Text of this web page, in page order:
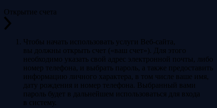
Открытие счета
Чтобы начать использовать услуги Веб-сайта,
вы должны открыть счет («ваш счет»). Для этого
необходимо указать свой адрес электронной почты, либо
номер телефона, и выбрать пароль, а также предоставить
информацию личного характера, в том числе ваше имя,
дату рождения и номер телефона. Выбранный вами
пароль будет в дальнейшем использоваться для входа
в систему.